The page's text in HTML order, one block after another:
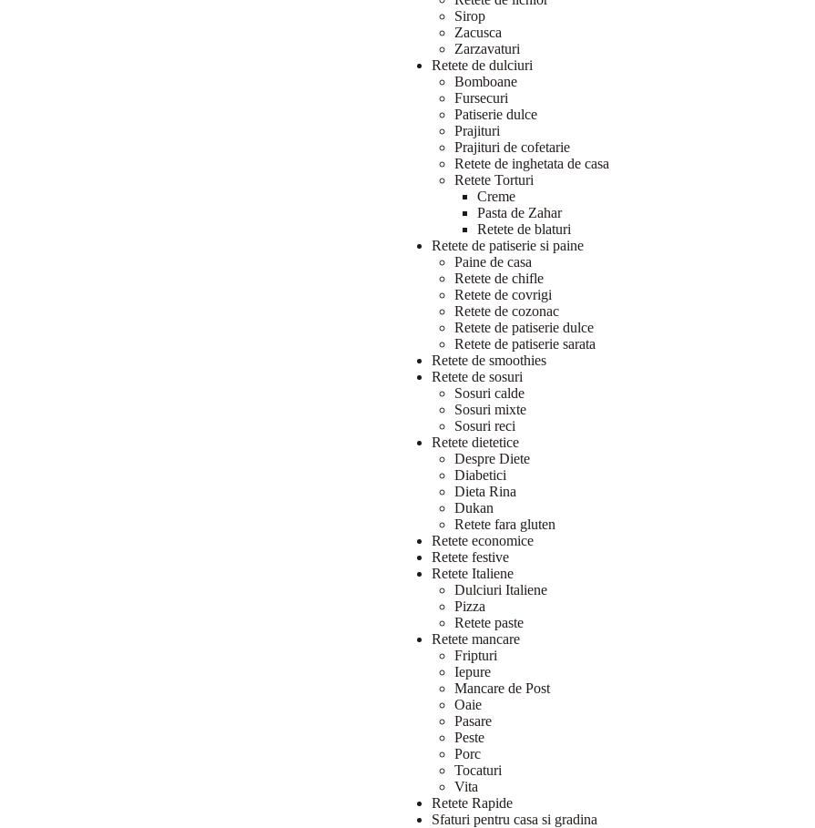
Sirop
Zacusca
Zarzavaturi
Retete de dulciuri
Bomboane
Fursecuri
Patiserie dulce
Prajituri
Prajituri de cofetarie
Retete de inghetata de casa
Retete Torturi
Creme
Pasta de Zahar
Retete de blaturi
Retete de patiserie si paine
Paine de casa
Retete de chifle
Retete de covrigi
Retete de cozonac
Retete de patiserie dulce
Retete de patiserie sarata
Retete de smoothies
Retete de sosuri
Sosuri calde
Sosuri mixte
Sosuri reci
Retete dietetice
Despre Diete
Diabetici
Dieta Rina
Dukan
Retete fara gluten
Retete economice
Retete festive
Retete Italiene
Dulciuri Italiene
Pizza
Retete paste
Retete mancare
Fripturi
Iepure
Mancare de Post
Oaie
Pasare
Peste
Porc
Tocaturi
Vita
Retete Rapide
Sfaturi pentru casa si gradina